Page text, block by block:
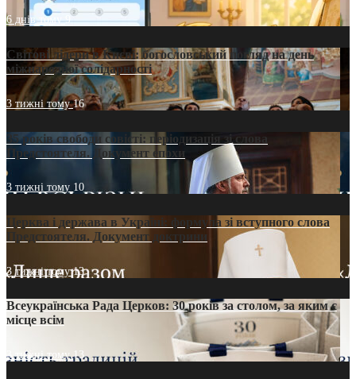
6 днів тому9
Світові лідери в Києві: богословський погляд на день
міжнародної солідарності
3 тижні тому16
35 років свободи совісті: періодизація зі слова
Предстоятеля. Документ епохи
3 тижні тому 10
Церква і держава в Україні: формула зі вступного слова
Предстоятеля. Документ доктрини
3 тижні тому13
Всеукраїнська Рада Церков: 30 років за столом, за яким є
місце всім
3 тижні тому13